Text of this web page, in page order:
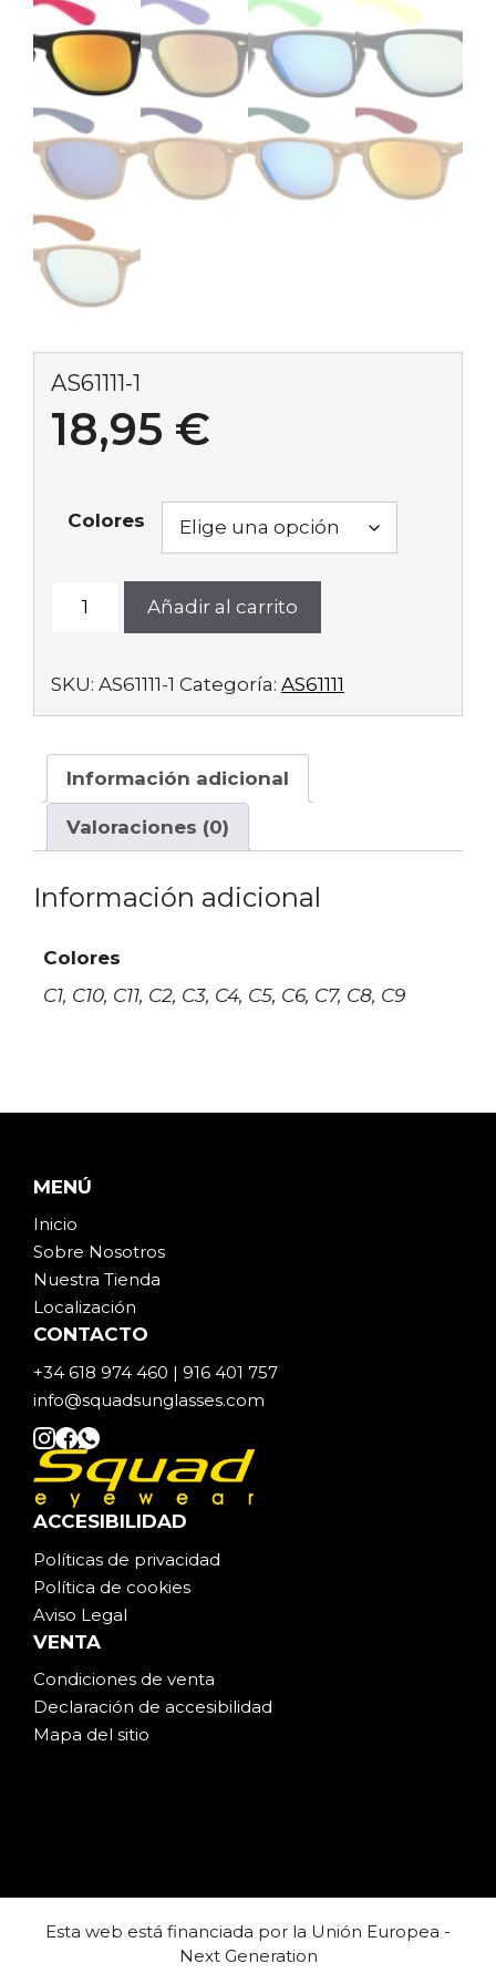
AS61111-1
18,95 €
Colores
Añadir al carrito
SKU: AS61111-1 Categoría: AS61111
Información adicional
Valoraciones (0)
Información adicional
Colores
C1, C10, C11, C2, C3, C4, C5, C6, C7, C8, C9
MENÚ
Inicio
Sobre Nosotros
Nuestra Tienda
Localización
CONTACTO
+34 618 974 460 | 916 401 757
info@squadsunglasses.com
ACCESIBILIDAD
Políticas de privacidad
Política de cookies
Aviso Legal
VENTA
Condiciones de venta
Declaración de accesibilidad
Mapa del sitio
Esta web está financiada por la Unión Europea -
Next Generation